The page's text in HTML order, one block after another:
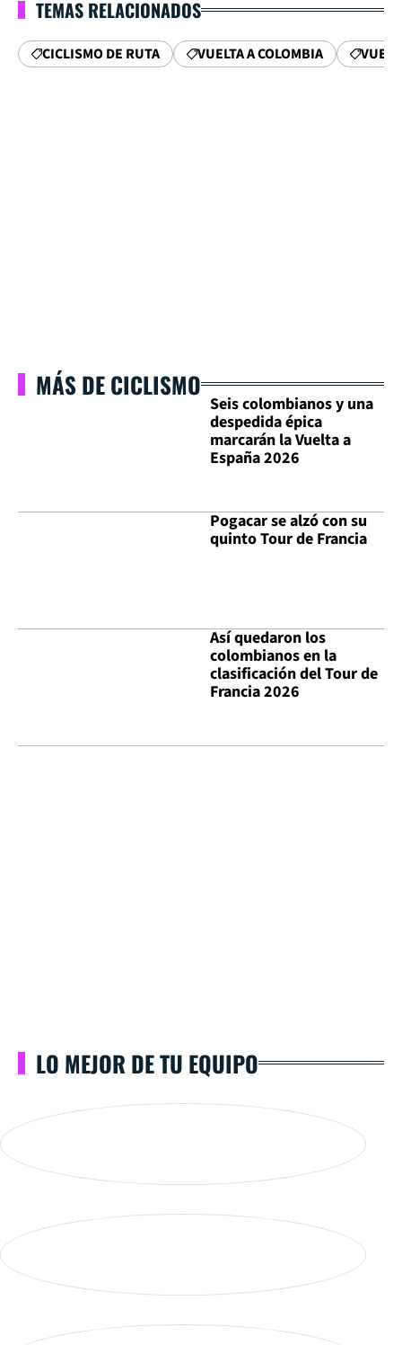
TEMAS RELACIONADOS
CICLISMO DE RUTA VUELTA A COLOMBIA
MÁS DE CICLISMO
Seis colombianos y una
despedida épica
marcarán la Vuelta a
España 2026
Pogacar se alzó con su
quinto Tour de Francia
Así quedaron los
colombianos en la
clasificación del Tour de
Francia 2026
LO MEJOR DE TU EQUIPO